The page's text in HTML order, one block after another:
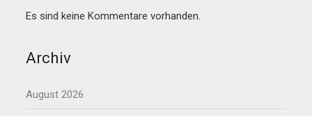
Es sind keine Kommentare vorhanden.
Archiv
August 2026